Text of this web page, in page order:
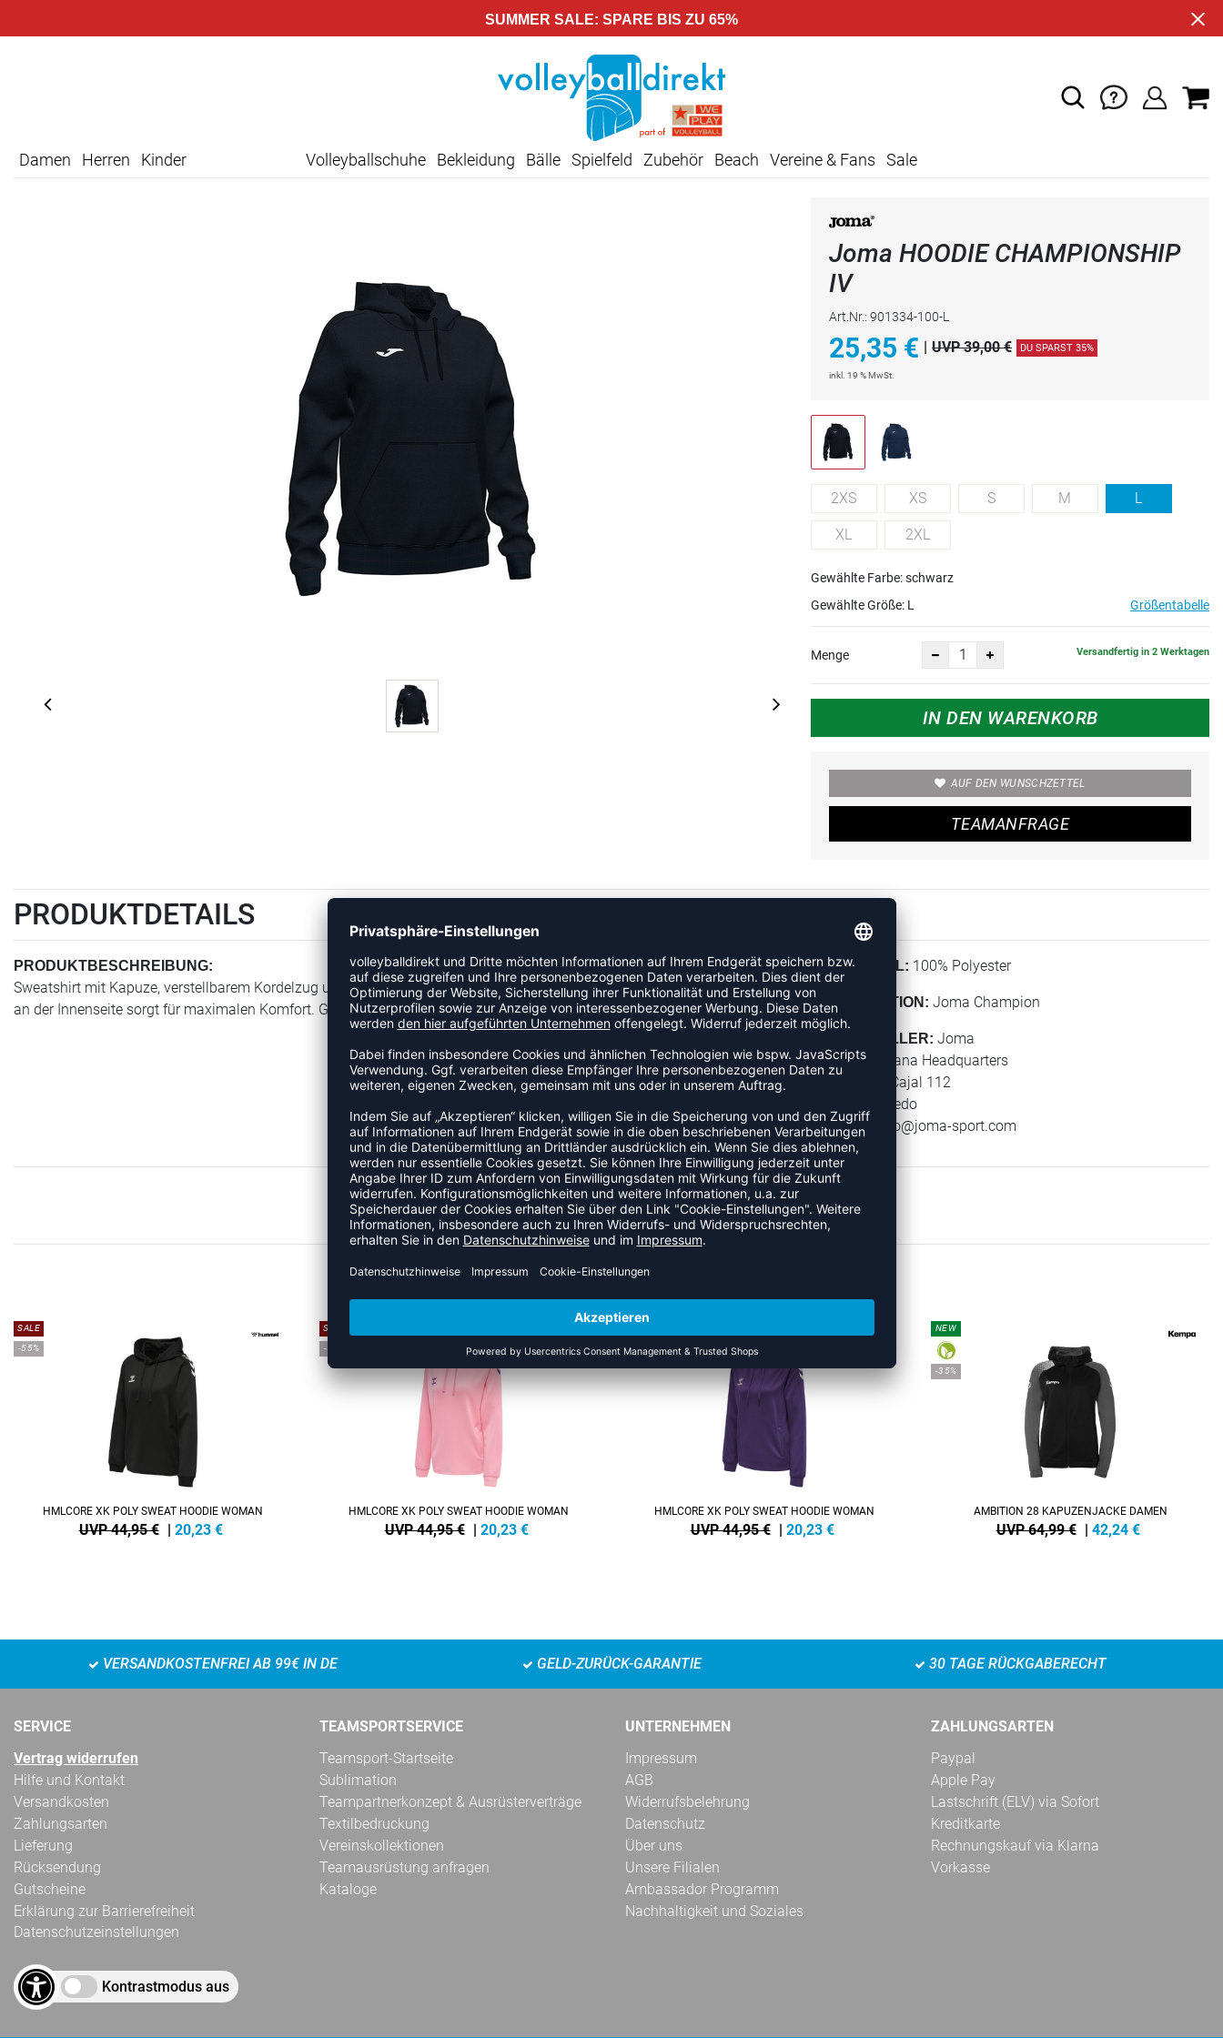
SUMMER SALE: SPARE BIS ZU 65%
Damen Herren Kinder Volleyballschuhe Bekleidung Bälle Spielfeld Zubehör Beach Vereine & Fans Sale
Joma HOODIE CHAMPIONSHIP
IV
Art.Nr.: 901334-100-L
25,35 € UVP 39,00 € DU SPARST 35%
inkl. 19 % MwSt.
2XS XS S M L
XL 2XL
Gewählte Farbe: schwarz
Gewählte Größe: L Größentabelle
Menge Versandfertig in 2 Werktagen
IN DEN WARENKORB
AUF DEN WUNSCHZETTEL
TEAMANFRAGE
PRODUKTDETAILS
PRODUKTBESCHREIBUNG:
Sweatshirt mit Kapuze, verstellbarem Kordelzug und Kängurutasche. Bündchen und Saum sind aus Ripp gefertigt. Plüsch
an der Innenseite sorgt für maximalen Komfort. Gesticktes J-Logo und JOMA im Siebdruckverfahren.
MATERIAL: 100% Polyester
KOLLEKTION: Joma Champion
HERSTELLER: Joma
Joma Espana Headquarters
Ramon y Cajal 112
45512 Toledo
E-Mail:
info@joma-sport.com
ZULETZT ANGESEHEN
MEHR AUS DER KATEGORIE HOODYS
SALE
-55%
HMLCORE XK POLY SWEAT HOODIE WOMAN
UVP 44,95 € | 20,23 €
SALE
-55%
HMLCORE XK POLY SWEAT HOODIE WOMAN
UVP 44,95 € | 20,23 €
-55%
HMLCORE XK POLY SWEAT HOODIE WOMAN
UVP 44,95 € | 20,23 €
NEW
-35%
AMBITION 28 KAPUZENJACKE DAMEN
UVP 64,99 € | 42,24 €
VERSANDKOSTENFREI AB 99€ IN DE GELD-ZURÜCK-GARANTIE 30 TAGE RÜCKGABERECHT
SERVICE
Vertrag widerrufen
Hilfe und Kontakt
Versandkosten
Zahlungsarten
Lieferung
Rücksendung
Gutscheine
Erklärung zur Barrierefreiheit
Datenschutzeinstellungen
Kontrastmodus aus
TEAMSPORTSERVICE
Teamsport-Startseite
Sublimation
Teampartnerkonzept & Ausrüsterverträge
Textilbedruckung
Vereinskollektionen
Teamausrüstung anfragen
Kataloge
UNTERNEHMEN
Impressum
AGB
Widerrufsbelehrung
Datenschutz
Über uns
Unsere Filialen
Ambassador Programm
Nachhaltigkeit und Soziales
ZAHLUNGSARTEN
Paypal
Apple Pay
Lastschrift (ELV) via Sofort
Kreditkarte
Rechnungskauf via Klarna
Vorkasse